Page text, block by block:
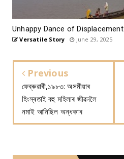
Unhappy Dance of Displacement
Versatile Story June 29, 2025
Previous
ফেব্ৰুৱাৰী,১৯৮৩: অসমীয়াৰ
হিংস্ৰতাই বহু মহিলাৰ জীৱনলৈ
নমাই আনিছিল অন্ধকাৰ